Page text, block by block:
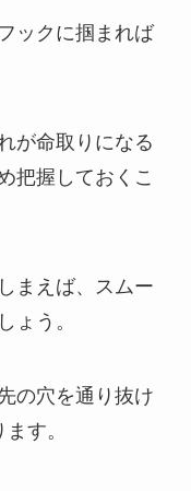
ックに掴まれば
が命取りになる
把握しておくこ
まえば、スムー
ょう。
の穴を通り抜け
す。